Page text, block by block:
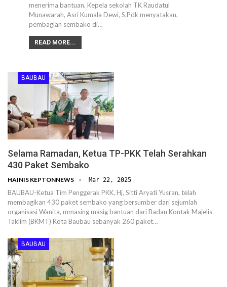
menerima bantuan. Kepela sekolah TK Raudatul
Munawarah, Asri Kumala Dewi, S.Pdk menyatakan,
pembagian sembako di…
READ MORE...
BAUBAU
Selama Ramadan, Ketua TP-PKK Telah Serahkan
430 Paket Sembako
HAINIS KEPTONNEWS Mar 22, 2025
BAUBAU-Ketua Tim Penggerak PKK, Hj, Sitti Aryati Yusran, telah
membagikan 430 paket sembako yang bersumber dari sejumlah
organisasi Wanita, mmasing masig bantuan dari Badan Kontak Majelis
Taklim (BKMT) Kota Baubau sebanyak 260 paket…
BAUBAU